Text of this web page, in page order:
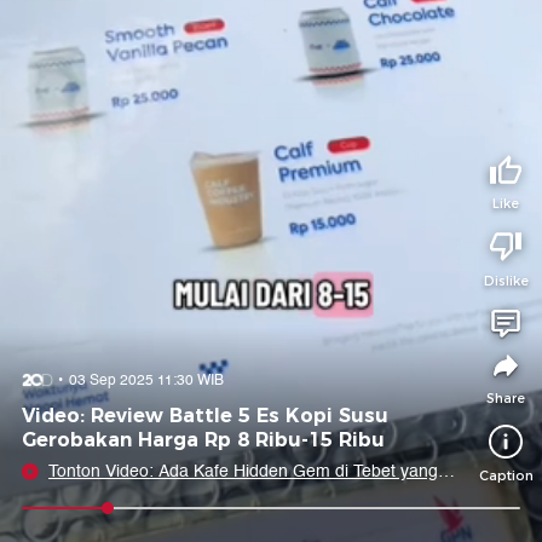
Like
Dislike
Share
Caption
03 Sep 2025 11:30 WIB
Video: Review Battle 5 Es Kopi Susu
Gerobakan Harga Rp 8 Ribu-15 Ribu
Tonton Video: Ada Kafe Hidden Gem di Tebet yang
Punya Donat dan Hojicha Enak!
0:08
Share to
X Whatsapp
Copy Link
Suka video ini?
Login untuk menyampaikan pendapat.
Tidak suka video ini?
Login untuk menyampaikan pendapat.